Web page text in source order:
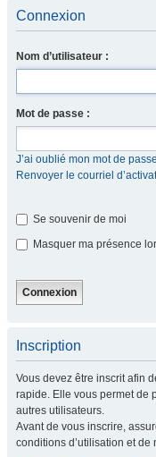
Connexion
Nom d’utilisateur :
Mot de passe :
J’ai oublié mon mot de passe
Renvoyer le courriel
Se souvenir de moi
Masquer ma présence
Inscription
Vous devez être inscrit afin
rapide. Elle vous permet de
autres utilisateurs.
Avant de vous inscrire,
conditions d’utilisation et